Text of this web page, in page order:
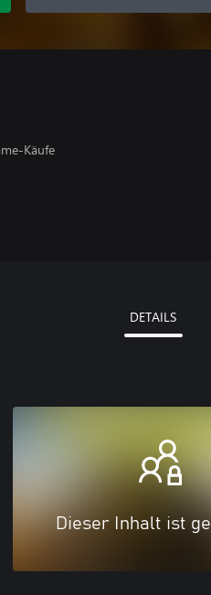
Käufe
DETAILS
Dieser Inhalt ist